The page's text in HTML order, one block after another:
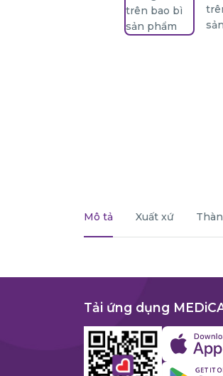
Mô tả Xuất xứ
Tải ứng dụng